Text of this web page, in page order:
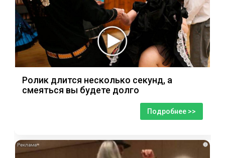
Ролик длится несколько секунд, а
смеяться вы будете долго
Подробнее >>
i